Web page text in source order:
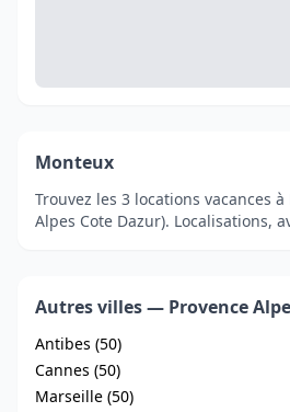
Monteux
Trouvez les 3 locations vacances
Alpes Cote Dazur). Localisations,
Autres villes — Provence
Antibes (50)
Cannes (50)
Marseille (50)